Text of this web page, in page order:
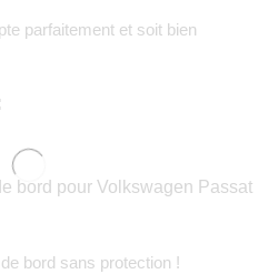
parfaitement et soit bien
bord pour Volkswagen Passat
bord sans protection !